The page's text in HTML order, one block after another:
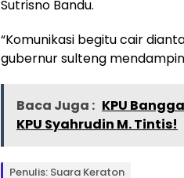
Sutrisno Bandu.
“Komunikasi begitu cair
gubernur sulteng
Baca Juga : KPU
KPU Syahrudin M. Tintis!
Penulis: Suara Keraton